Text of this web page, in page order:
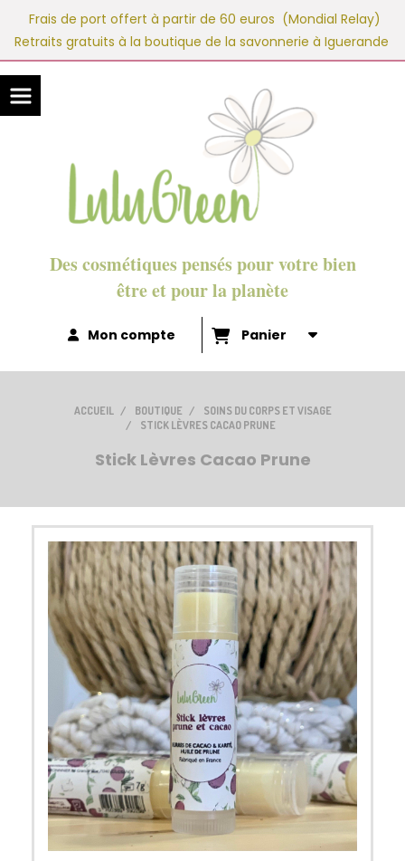
Frais de port offert à partir de 60 euros (Mondial Relay)
Retraits gratuits à la boutique de la savonnerie à Iguerande
Des cosmétiques pensés pour votre bien
être et pour la planète
Mon compte Panier
ACCUEIL BOUTIQUE
SOINS DU CORPS ET VISAGE
STICK LÈVRES CACAO PRUNE
Stick Lèvres Cacao Prune